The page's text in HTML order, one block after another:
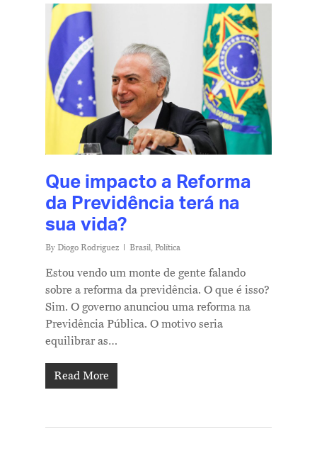
Que impacto a Reforma
da Previdência terá na
sua vida?
By Diogo Rodriguez Brasil, Política
Estou vendo um monte de gente falando
sobre a reforma da previdência. O que é isso?
Sim. O governo anunciou uma reforma na
Previdência Pública. O motivo seria
equilibrar as…
Read More